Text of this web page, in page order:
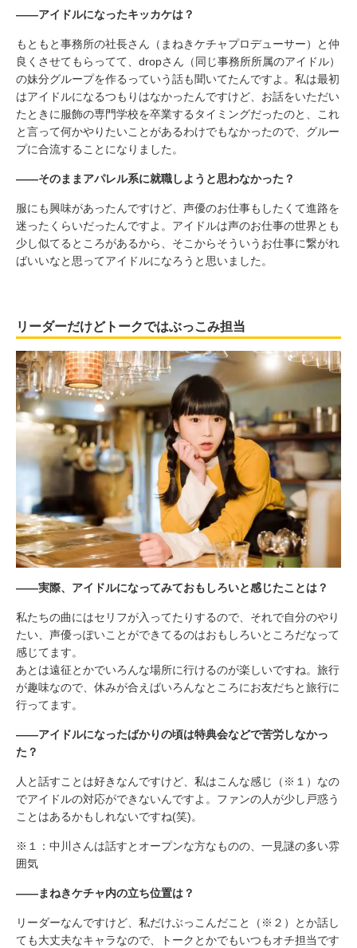
――アイドルになったキッカケは？
もともと事務所の社長さん（まねきケチャプロデューサー）と仲
良くさせてもらってて、dropさん（同じ事務所所属のアイドル）
の妹分グループを作るっていう話も聞いてたんですよ。私は最初
はアイドルになるつもりはなかったんですけど、お話をいただい
たときに服飾の専門学校を卒業するタイミングだったのと、これ
と言って何かやりたいことがあるわけでもなかったので、グルー
プに合流することになりました。
――そのままアパレル系に就職しようと思わなかった？
服にも興味があったんですけど、声優のお仕事もしたくて進路を
迷ったくらいだったんですよ。アイドルは声のお仕事の世界とも
少し似てるところがあるから、そこからそういうお仕事に繋がれ
ばいいなと思ってアイドルになろうと思いました。
リーダーだけどトークではぶっこみ担当
――実際、アイドルになってみておもしろいと感じたことは？
私たちの曲にはセリフが入ってたりするので、それで自分のやり
たい、声優っぽいことができてるのはおもしろいところだなって
感じてます。
あとは遠征とかでいろんな場所に行けるのが楽しいですね。旅行
が趣味なので、休みが合えばいろんなところにお友だちと旅行に
行ってます。
――アイドルになったばかりの頃は特典会などで苦労しなかっ
た？
人と話すことは好きなんですけど、私はこんな感じ（※１）なの
でアイドルの対応ができないんですよ。ファンの人が少し戸惑う
ことはあるかもしれないですね(笑)。
※１：中川さんは話すとオープンな方なものの、一見謎の多い雰
囲気
――まねきケチャ内の立ち位置は？
リーダーなんですけど、私だけぶっこんだこと（※２）とか話し
ても大丈夫なキャラなので、トークとかでもいつもオチ担当です